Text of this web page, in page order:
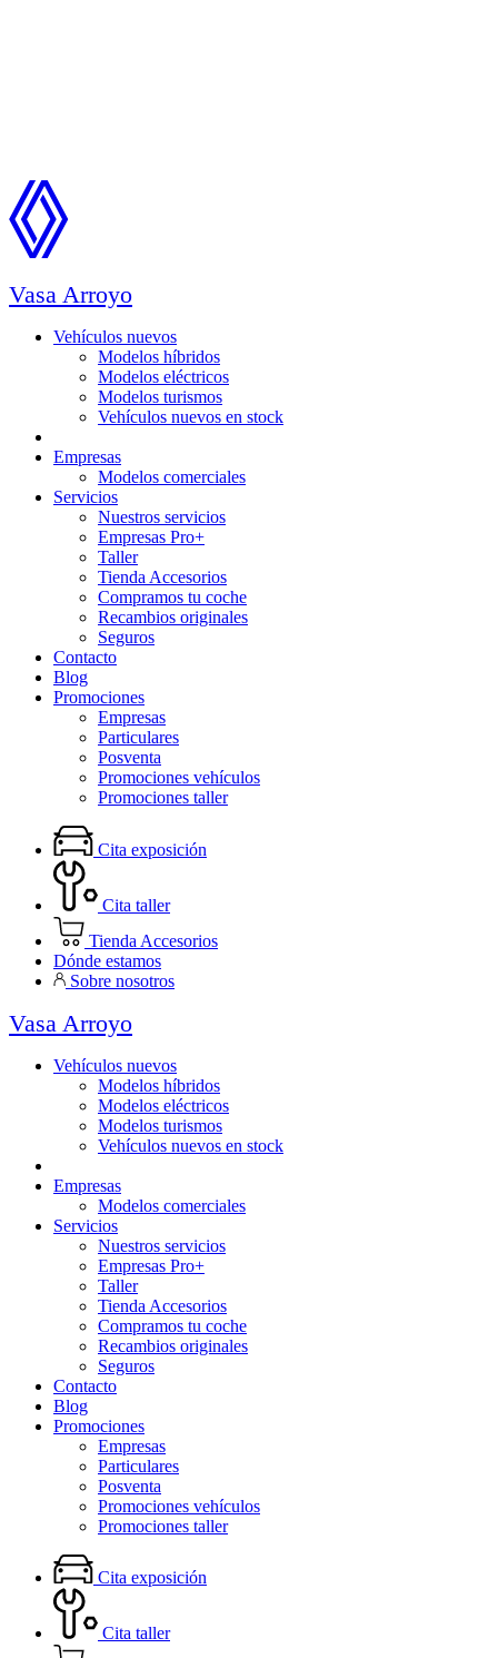
Vasa Arroyo
Vehículos nuevos
Modelos híbridos
Modelos eléctricos
Modelos turismos
Vehículos nuevos en stock
Empresas
Modelos comerciales
Servicios
Nuestros servicios
Empresas Pro+
Taller
Tienda Accesorios
Compramos tu coche
Recambios originales
Seguros
Contacto
Blog
Promociones
Empresas
Particulares
Posventa
Promociones vehículos
Promociones taller
Cita exposición
Cita taller
Tienda Accesorios
Dónde estamos
Sobre nosotros
Vasa Arroyo
Vehículos nuevos
Modelos híbridos
Modelos eléctricos
Modelos turismos
Vehículos nuevos en stock
Empresas
Modelos comerciales
Servicios
Nuestros servicios
Empresas Pro+
Taller
Tienda Accesorios
Compramos tu coche
Recambios originales
Seguros
Contacto
Blog
Promociones
Empresas
Particulares
Posventa
Promociones vehículos
Promociones taller
Cita exposición
Cita taller